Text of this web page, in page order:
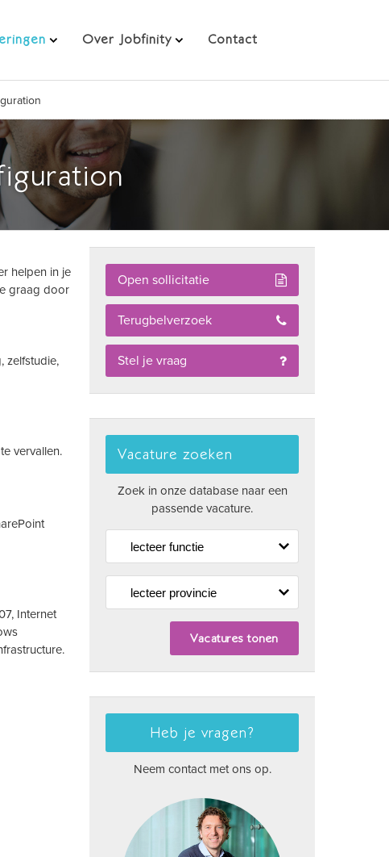
Over Jobfinity Contact
helpen in je
graag door
zelfstudie,
vervallen.
Internet
Open sollicitatie
Terugbelverzoek
Stel je vraag
Vacature zoeken
Zoek in onze database naar een
passende vacature.
Heb je vragen?
Neem contact met ons op.